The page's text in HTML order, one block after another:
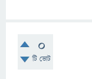
0
টি ভোট